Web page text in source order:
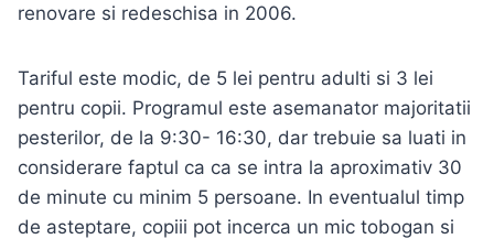
renovare si redeschisa in 2006.
Tariful este modic, de 5 lei pentru adulti si 3 lei
pentru copii. Programul este asemanator majoritatii
pesterilor, de la 9:30- 16:30, dar trebuie sa luati in
considerare faptul ca ca se intra la aproximativ 30
de minute cu minim 5 persoane. In eventualul timp
de asteptare, copiii pot incerca un mic tobogan si